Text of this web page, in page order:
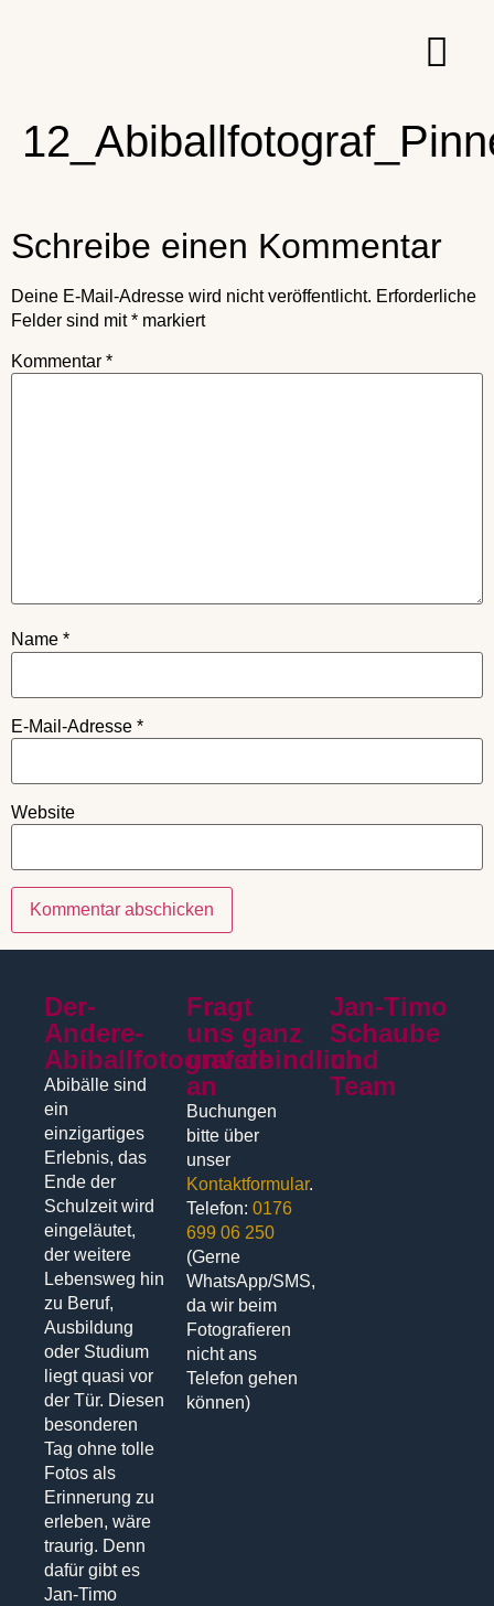
Schreibe einen Kommentar
Deine E-Mail-Adresse wird nicht veröffentlicht. Erforderliche
Felder sind mit* markiert
Kommentar *
Name *
E-Mail-Adresse *
Website
Der-
Andere-
Abiballfotograf.de
Abibälle sind
ein
einzigartiges
Erlebnis, das
Ende der
Schulzeit wird
eingeläutet,
der weitere
Lebensweg hin
zu Beruf,
Ausbildung
oder Studium
liegt quasi vor
der Tür. Diesen
besonderen
Tag ohne tolle
Fotos als
Erinnerung zu
erleben, wäre
traurig. Denn
dafür gibt es
Jan-Timo
Fragt
uns ganz
unverbindlich
an
Buchungen
bitte über
unser
Kontaktformular.
Telefon:0176
699 06 250
(Gerne
WhatsApp/SMS,
da wir beim
Fotografieren
nicht ans
Telefon gehen
können)
Jan-Timo
Schaube
und
Team